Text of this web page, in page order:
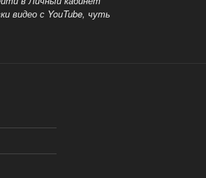
видео с YouTube, чуть